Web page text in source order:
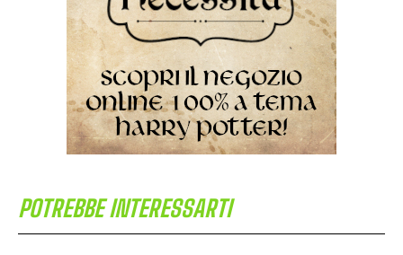
POTREBBE INTERESSARTI